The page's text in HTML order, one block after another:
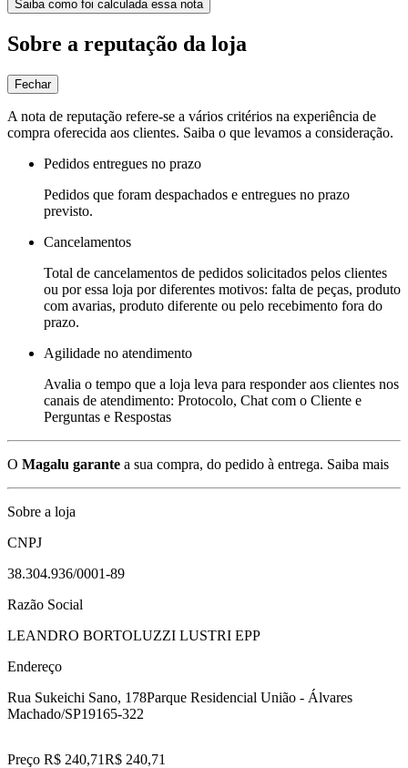
Saiba como foi calculada essa nota
Sobre a reputação da loja
Fechar
A nota de reputação refere-se a vários critérios na experiência de
compra oferecida aos clientes. Saiba o que levamos a consideração.
Pedidos entregues no prazo
Pedidos que foram despachados e entregues no prazo
previsto.
Cancelamentos
Total de cancelamentos de pedidos solicitados pelos clientes
ou por essa loja por diferentes motivos: falta de peças, produto
com avarias, produto diferente ou pelo recebimento fora do
prazo.
Agilidade no atendimento
Avalia o tempo que a loja leva para responder aos clientes nos
canais de atendimento: Protocolo, Chat com o Cliente e
Perguntas e Respostas
O Magalu garante a sua compra, do pedido à entrega. Saiba mais
Sobre a loja
CNPJ
38.304.936/0001-89
Razão Social
LEANDRO BORTOLUZZI LUSTRI EPP
Endereço
Rua Sukeichi Sano, 178Parque Residencial União - Álvares
Machado/SP19165-322
Preço R$ 240,71R$ 240,71